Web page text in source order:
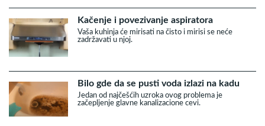
Kačenje i povezivanje aspiratora
Vaša kuhinja će mirisati na čisto i mirisi se neće
zadržavati u njoj.
Bilo gde da se pusti voda izlazi na kadu
Jedan od najčešćih uzroka ovog problema je
začepljenje glavne kanalizacione cevi.